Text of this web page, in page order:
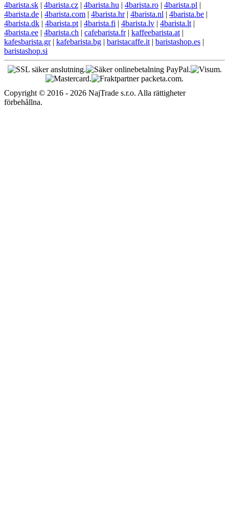
4barista.sk | 4barista.cz | 4barista.hu | 4barista.ro | 4barista.pl |
4barista.de | 4barista.com | 4barista.hr| 4barista.nl | 4barista.be |
4barista.dk | 4barista.pt | 4barista.fi | 4barista.lv | 4barista.lt |
4barista.ee | 4barista.ch | cafebarista.fr| kaffeebarista.at |
kafesbarista.gr| kafebarista.bg | baristacaffe.it | baristashop.es |
baristashop.si
Copyright © 2016 - 2026 NajTrade s.r.o. Alla rättigheter
förbehållna.